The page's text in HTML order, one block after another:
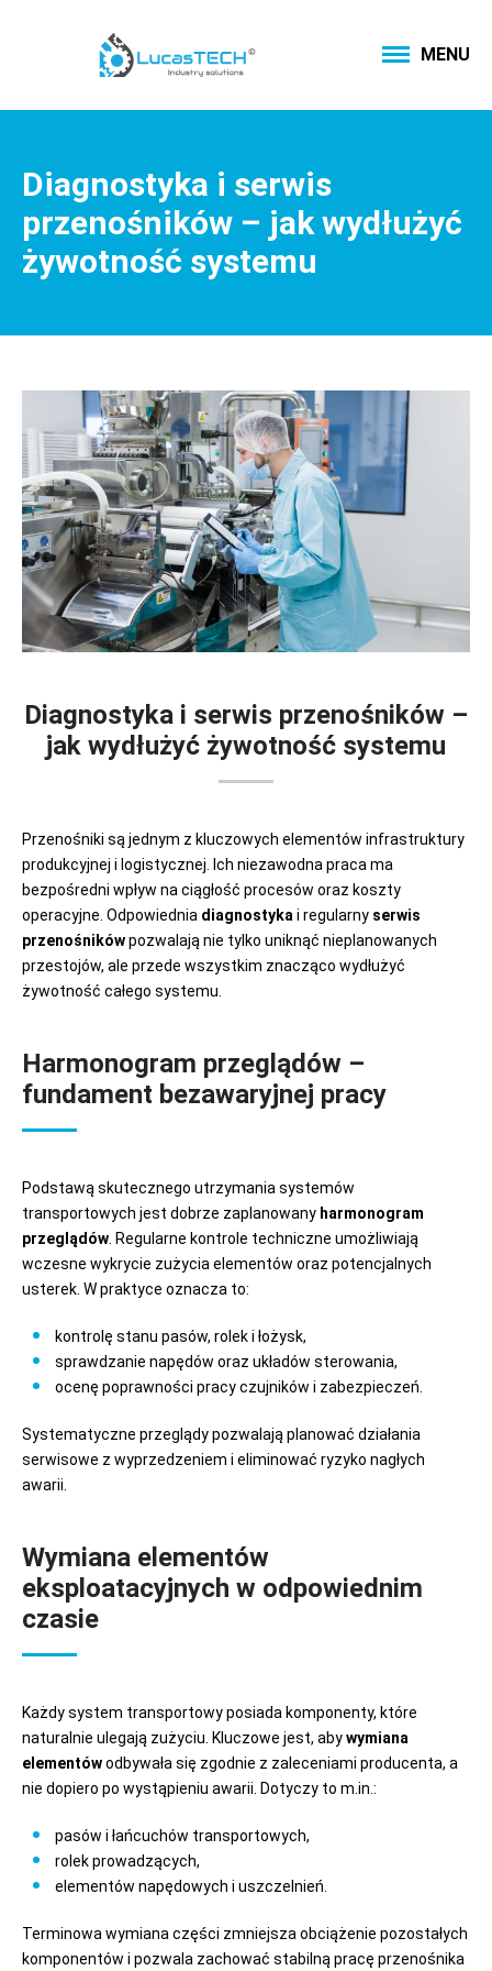
MENU
Diagnostyka i serwis
przenośników – jak wydłużyć
żywotność systemu
Diagnostyka i serwis przenośników –
jak wydłużyć żywotność systemu
Przenośniki są jednym z kluczowych elementów infrastruktury
produkcyjnej i logistycznej. Ich niezawodna praca ma
bezpośredni wpływ na ciągłość procesów oraz koszty
operacyjne. Odpowiednia diagnostyka i regularny serwis
przenośnikówpozwalają nie tylko uniknąć nieplanowanych
przestojów, ale przede wszystkim znacząco wydłużyć
żywotność całego systemu.
Harmonogram przeglądów –
fundament bezawaryjnej pracy
Podstawą skutecznego utrzymania systemów
transportowych jest dobrze zaplanowany harmonogram
przeglądów . Regularne kontrole techniczne umożliwiają
wczesne wykrycie zużycia elementów oraz potencjalnych
usterek. W praktyce oznacza to:
kontrolę stanu pasów, rolek i łożysk,
sprawdzanie napędów oraz układów sterowania,
ocenę poprawności pracy czujników i zabezpieczeń.
Systematyczne przeglądy pozwalają planować działania
serwisowe z wyprzedzeniem i eliminować ryzyko nagłych
awarii.
Wymiana elementów
eksploatacyjnych w odpowiednim
czasie
Każdy system transportowy posiada komponenty, które
naturalnie ulegają zużyciu. Kluczowe jest, abywymiana
elementówodbywała się zgodnie z zaleceniami producenta, a
nie dopiero po wystąpieniu awarii. Dotyczy to m.in.:
pasów i łańcuchów transportowych,
rolek prowadzących,
elementów napędowych i uszczelnień.
Terminowa wymiana części zmniejsza obciążenie pozostałych
komponentów i pozwala zachować stabilną pracę przenośnika